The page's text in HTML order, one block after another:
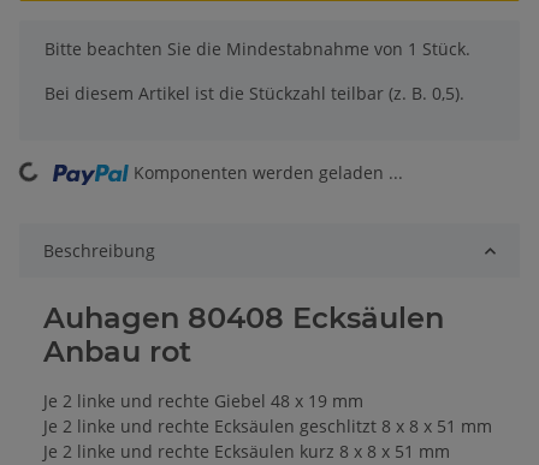
x
Bitte beachten Sie die Mindestabnahme von 1 Stück.
Bei diesem Artikel ist die Stückzahl teilbar (z. B. 0,5).
Komponenten werden geladen ...
Beschreibung
Auhagen 80408 Ecksäulen
Anbau rot
Je 2 linke und rechte Giebel 48 x 19 mm
Je 2 linke und rechte Ecksäulen geschlitzt 8 x 8 x 51 mm
Je 2 linke und rechte Ecksäulen kurz 8 x 8 x 51 mm